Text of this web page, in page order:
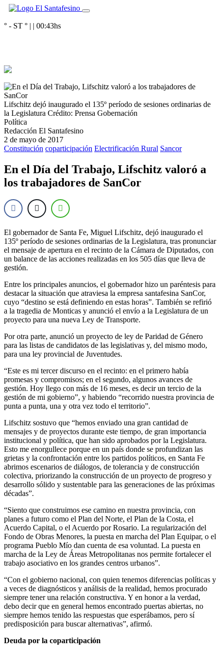
° - ST ° | | 00:43hs
Lifschitz dejó inaugurado el 135º período de sesiones ordinarias de
la Legislatura Crédito: Prensa Gobernación
Política
Redacción El Santafesino
2 de mayo de 2017
Constitución coparticipación Electrificación Rural Sancor
En el Día del Trabajo, Lifschitz valoró a
los trabajadores de SanCor
El gobernador de Santa Fe, Miguel Lifschitz, dejó inaugurado el
135º período de sesiones ordinarias de la Legislatura, tras pronunciar
el mensaje de apertura en el recinto de la Cámara de Diputados, con
un balance de las acciones realizadas en los 505 días que lleva de
gestión.
Entre los principales anuncios, el gobernador hizo un paréntesis para
destacar la situación que atraviesa la empresa santafesina SanCor,
cuyo “destino se está definiendo en estas horas”. También se refirió
a la tragedia de Monticas y anunció el envío a la Legislatura de un
proyecto para una nueva Ley de Transporte.
Por otra parte, anunció un proyecto de ley de Paridad de Género
para las listas de candidatos de las legislativas y, del mismo modo,
para una ley provincial de Juventudes.
“Este es mi tercer discurso en el recinto: en el primero había
promesas y compromisos; en el segundo, algunos avances de
gestión. Hoy llego con más de 16 meses, es decir un tercio de la
gestión de mi gobierno”, y habiendo “recorrido nuestra provincia de
punta a punta, una y otra vez todo el territorio”.
Lifschitz sostuvo que “hemos enviado una gran cantidad de
mensajes y de proyectos durante este tiempo, de gran importancia
institucional y política, que han sido aprobados por la Legislatura.
Esto me enorgullece porque en un país donde se profundizan las
grietas y la confrontación entre los partidos políticos, en Santa Fe
abrimos escenarios de diálogos, de tolerancia y de construcción
colectiva, priorizando la construcción de un proyecto de progreso y
desarrollo sólido y sustentable para las generaciones de las próximas
décadas”.
“Siento que construimos ese camino en nuestra provincia, con
planes a futuro como el Plan del Norte, el Plan de la Costa, el
Acuerdo Capital, o el Acuerdo por Rosario. La regularización del
Fondo de Obras Menores, la puesta en marcha del Plan Equipar, o el
programa Pueblo Mío dan cuenta de esa voluntad. La puesta en
marcha de la Ley de Áreas Metropolitanas nos permite fortalecer el
trabajo asociativo en los grandes centros urbanos”.
“Con el gobierno nacional, con quien tenemos diferencias políticas y
a veces de diagnósticos y análisis de la realidad, hemos procurado
siempre tener una relación constructiva. Y en honor a la verdad,
debo decir que en general hemos encontrado puertas abiertas, no
siempre hemos tenido las respuestas que esperábamos, pero sí
predisposición para buscar alternativas”, afirmó.
Deuda por la coparticipación